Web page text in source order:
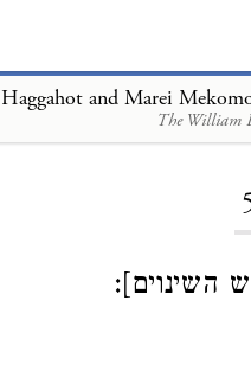
Haggahot and Marei
The William
השינוים]: